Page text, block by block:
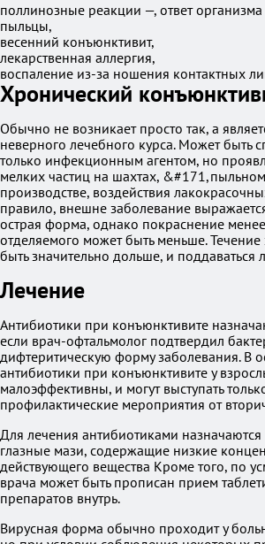
поллинозные реакции —, ответ
пыльцы,
весенний конъюнктивит,
лекарственная аллергия,
воспаление из-за ношения контактных
Хронический
Обычно не возникает просто так, а
неверного лечебного курса. Может быть
только инфекционным агентом, но
мелких частиц на шахтах,
производстве, воздействия
правило, внешне заболевание
острая форма, однако покраснение
отделяемого может быть меньше.
быть значительно дольше, и поддаваться
Лечение
Антибиотики при конъюнктивите
если врач-офтальмолог подтвердил
дифтеритическую форму заболевания. В
антибиотики при конъюнктивите у
малоэффективны, и могут выступать
профилактические мероприятия от
Для лечения антибиотиками
глазные мази, содержащие низкие
действующего вещества Кроме того, по
врача может быть прописан прием
препаратов внутрь.
Вирусная форма обычно проходит у